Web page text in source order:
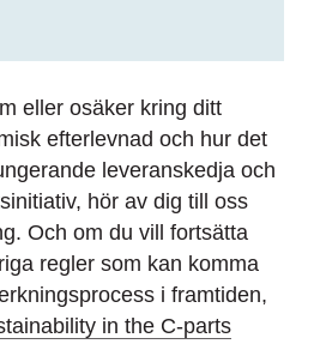
eller osäker kring ditt
efterlevnad och hur det
leveranskedja och
hör av dig till oss
Och om du vill fortsätta
regler som kan komma
i framtiden,
in the C-parts